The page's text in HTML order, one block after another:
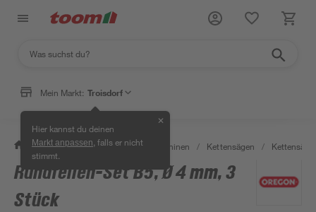
Mein Markt: Troisdorf
Hier kannst du deinen
Markt anpassen , falls er nicht
stimmt.
✕
/ Garten & Freizeit / Gartenmaschinen / Kettensägen /
Rundfeilen-Set B5, Ø 4 mm, 3
Stück